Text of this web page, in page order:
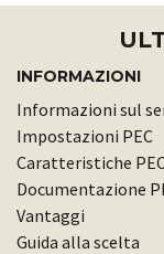
INFORMAZIONI
Informazioni sul
Impostazioni PEC
Caratteristiche
Documentazione
Vantaggi
Guida alla scelta